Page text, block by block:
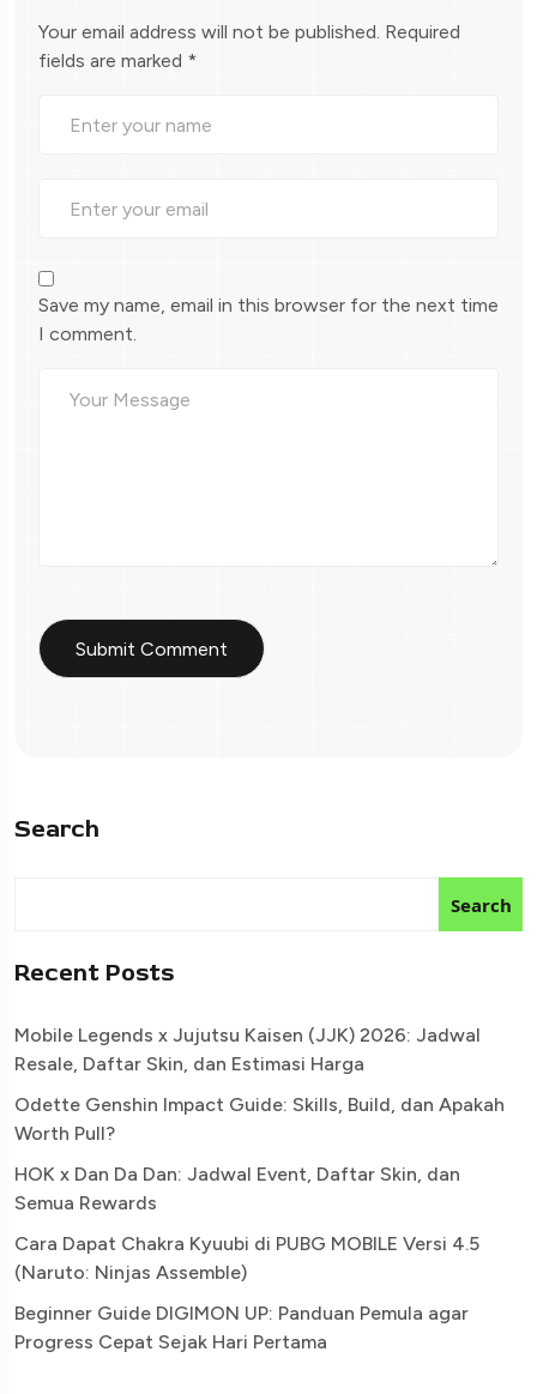
Your email address will not be published. Required
fields are marked *
Save my name, email in this browser for the next time
I comment.
Search
Search
Recent Posts
Mobile Legends x Jujutsu Kaisen (JJK) 2026: Jadwal
Resale, Daftar Skin, dan Estimasi Harga
Odette Genshin Impact Guide: Skills, Build, dan Apakah
Worth Pull?
HOK x Dan Da Dan: Jadwal Event, Daftar Skin, dan
Semua Rewards
Cara Dapat Chakra Kyuubi di PUBG MOBILE Versi 4.5
(Naruto: Ninjas Assemble)
Beginner Guide DIGIMON UP: Panduan Pemula agar
Progress Cepat Sejak Hari Pertama